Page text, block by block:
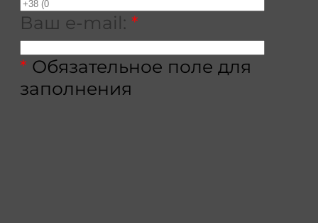
Ваш e-mail: *
* Обязательное поле для
заполнения